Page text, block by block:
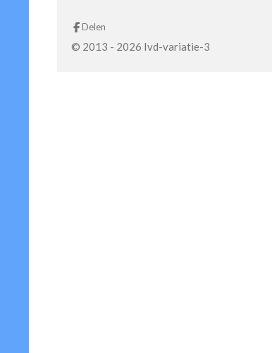
Delen
© 2013 - 2026 Ivd-variatie-3